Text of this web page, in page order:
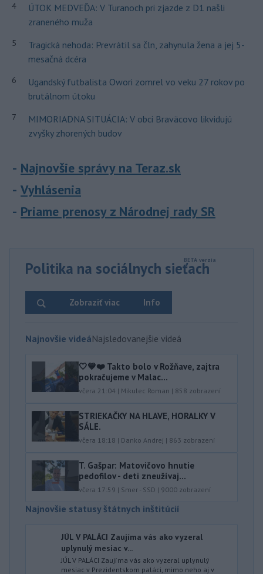
4
ÚTOK MEDVEĎA: V Turanoch pri zjazde z D1 našli
zraneného muža
5
Tragická nehoda: Prevrátil sa čln, zahynula žena a jej 5-
mesačná dcéra
6
Ugandský futbalista Owori zomrel vo veku 27 rokov po
brutálnom útoku
7
MIMORIADNA SITUÁCIA: V obci Braväcovo likvidujú
zvyšky zhorených budov
Najnovšie správy na Teraz.sk
Vyhlásenia
Priame prenosy z Národnej rady SR
Politika na sociálnych sieťach
Info
Zobraziť viac
Najnovšie videáNajsledovanejšie videá
🤍💙❤️ Takto bolo v Rožňave, zajtra
pokračujeme v Malac...
včera 21:04 | Mikulec Roman | 858 zobrazení
STRIEKAČKY NA HLAVE, HORALKY V
SÁLE.
včera 18:18 | Danko Andrej | 863 zobrazení
T. Gašpar: Matovičovo hnutie
pedofilov - deti zneužívaj...
včera 17:59 | Smer - SSD | 9000 zobrazení
Najnovšie statusy štátnych inštitúcií
JÚL V PALÁCI Zaujíma vás ako vyzeral
uplynulý mesiac v...
JÚL V PALÁCI Zaujíma vás ako vyzeral uplynulý
mesiac v Prezidentskom paláci, mimo neho aj v